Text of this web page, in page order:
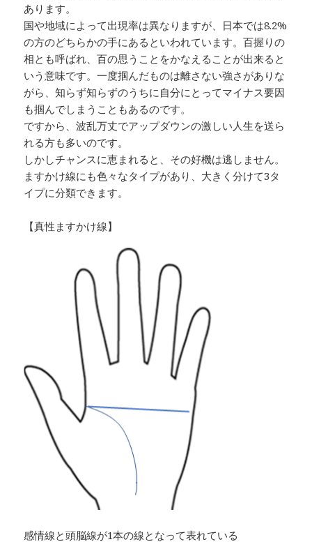
あります。
国や地域によって出現率は異なりますが、日本では8.2%
の方のどちらかの手にあるといわれています。百握りの
相とも呼ばれ、百の思うことをかなえることが出来ると
いう意味です。一度掴んだものは離さない強さがありな
がら、知らず知らずのうちに自分にとってマイナス要因
も掴んでしまうこともあるのです。
ですから、波乱万丈でアップダウンの激しい人生を送ら
れる方も多いのです。
しかしチャンスに恵まれると、その好機は逃しません。
ますかけ線にも色々なタイプがあり、大きく分けて3タ
イプに分類できます。
【真性ますかけ線】
感情線と頭脳線が1本の線となって表れている